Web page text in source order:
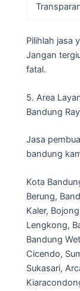
Pilihlah jasa
Jangan
fatal.
5. Area
Bandung
Jasa
bandung
Kota
Berung,
Kaler,
Lengkong,
Bandung
Cicendo,
Sukasari,